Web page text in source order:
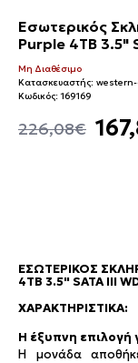
Εσωτερικός
Purple 4TB 3.5"
226,08€
Μη Διαθέσιμο
Κατασκευαστής:
Κωδικός: 169169
ΕΣΩΤΕΡΙΚΌΣ
4TB 3.5" SATA III
ΧΑΡΑΚΤΗΡΙΣΤΙΚΆ:
Η έξυπνη
Η μονάδα